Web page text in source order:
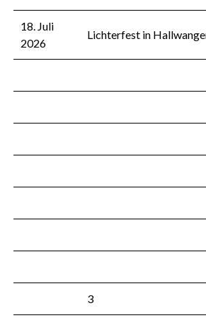
18. Juli
2026
Lichterfest in
3